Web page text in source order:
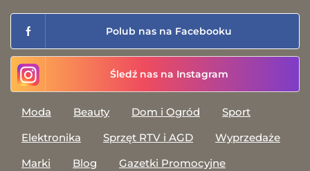
Polub nas na Facebooku
Śledź nas na Instagram
Moda Beauty Dom i Ogród
Sport
Elektronika
Sprzęt RTV i AGD
Wyprzedaże
Marki
Blog
Gazetki Promocyjne